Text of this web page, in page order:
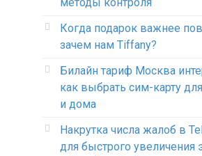
Когда подарок важнее
зачем нам Tiffany?
Билайн тариф Москва
как выбрать сим-карту
и дома
Накрутка числа жалоб в
для быстрого увеличения